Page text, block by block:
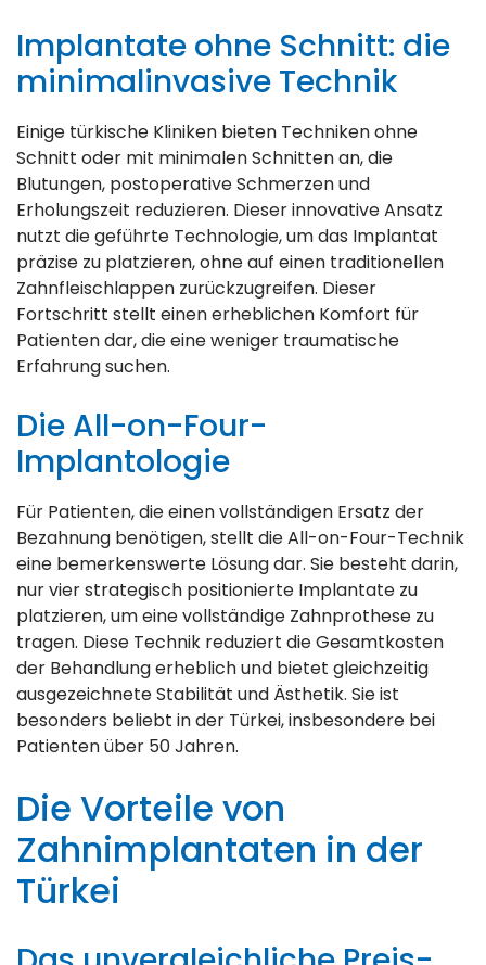
Implantate ohne Schnitt: die
minimalinvasive Technik
Einige türkische Kliniken bieten Techniken ohne
Schnitt oder mit minimalen Schnitten an, die
Blutungen, postoperative Schmerzen und
Erholungszeit reduzieren. Dieser innovative Ansatz
nutzt die geführte Technologie, um das Implantat
präzise zu platzieren, ohne auf einen traditionellen
Zahnfleischlappen zurückzugreifen. Dieser
Fortschritt stellt einen erheblichen Komfort für
Patienten dar, die eine weniger traumatische
Erfahrung suchen.
Die All-on-Four-
Implantologie
Für Patienten, die einen vollständigen Ersatz der
Bezahnung benötigen, stellt die All-on-Four-Technik
eine bemerkenswerte Lösung dar. Sie besteht darin,
nur vier strategisch positionierte Implantate zu
platzieren, um eine vollständige Zahnprothese zu
tragen. Diese Technik reduziert die Gesamtkosten
der Behandlung erheblich und bietet gleichzeitig
ausgezeichnete Stabilität und Ästhetik. Sie ist
besonders beliebt in der Türkei, insbesondere bei
Patienten über 50 Jahren.
Die Vorteile von
Zahnimplantaten in der
Türkei